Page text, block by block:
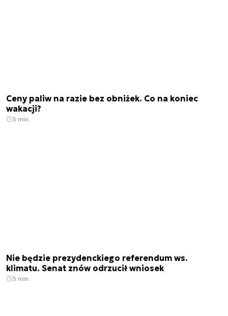
Ceny paliw na razie bez obniżek. Co na koniec
wakacji?
3 min.
Nie będzie prezydenckiego referendum ws.
klimatu. Senat znów odrzucił wniosek
3 min.